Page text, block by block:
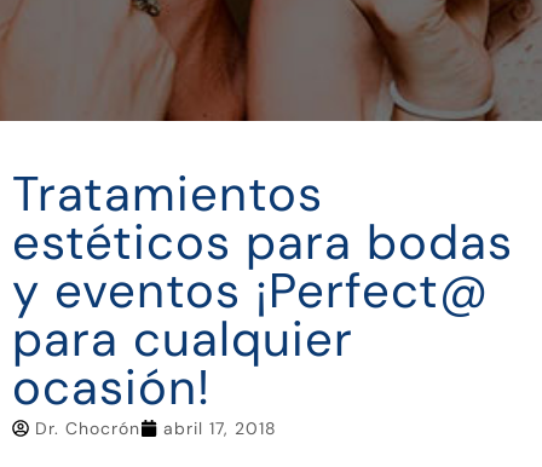
Tratamientos
estéticos para bodas
y eventos ¡Perfect@
para cualquier
ocasión!
Dr. Chocrón abril 17, 2018